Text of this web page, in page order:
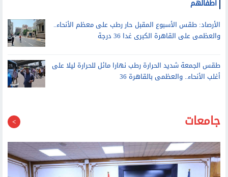
والعظمى على القاهرة الكبرى غدا 36 درجة
أغلب الأنحاء.. والعظمى بالقاهرة 36
جامعات